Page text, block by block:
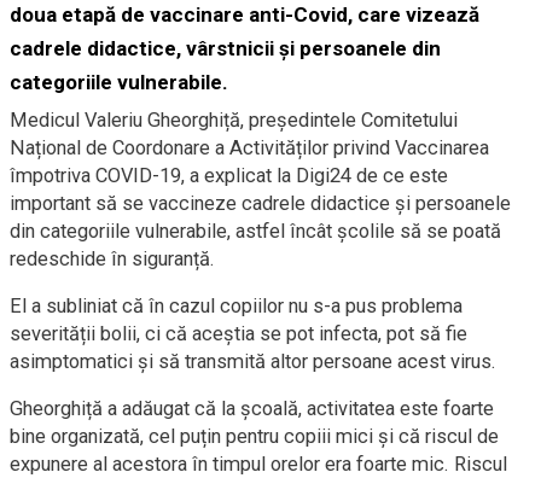
doua etapă de vaccinare anti-Covid, care vizează
cadrele didactice, vârstnicii și persoanele din
categoriile vulnerabile.
Medicul Valeriu Gheorghiță, președintele Comitetului
Național de Coordonare a Activităților privind Vaccinarea
împotriva COVID-19, a explicat la Digi24 de ce este
important să se vaccineze cadrele didactice și persoanele
din categoriile vulnerabile, astfel încât școlile să se poată
redeschide în siguranță.
El a subliniat că în cazul copiilor nu s-a pus problema
severității bolii, ci că aceștia se pot infecta, pot să fie
asimptomatici și să transmită altor persoane acest virus.
Gheorghiță a adăugat că la școală, activitatea este foarte
bine organizată, cel puțin pentru copiii mici și că riscul de
expunere al acestora în timpul orelor era foarte mic. Riscul